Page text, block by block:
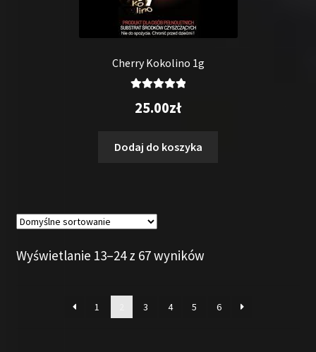
Cherry Kokolino 1g
5.00na 5
25.00zł
Dodaj do koszyka
Wyświetlanie 13–24 z 67 wyników
1 3 4 5 6